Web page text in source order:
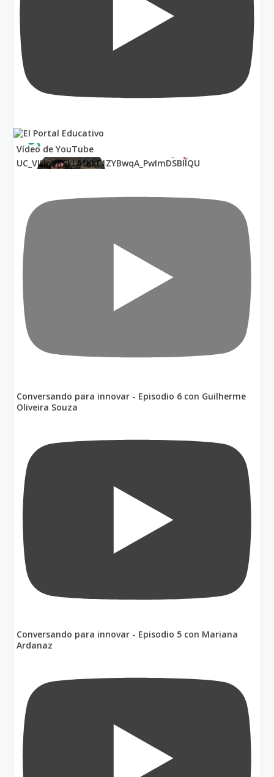
Vídeo de YouTube
UC_VIUnVRSkLAfKkF1ZYBwqA_PwImDSBllQU
Conversando para innovar - Episodio 6 con Guilherme
Oliveira Souza
Conversando para innovar - Episodio 5 con Mariana
Ardanaz